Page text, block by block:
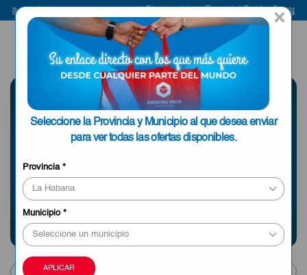
×
Seleccione la Provincia y Municipio al que desea enviar
para ver todas las ofertas disponibles.
Provincia*
Municipio*
APLICAR
Compra aquí
ENVIAR A LA
HABANA
SELECCIONE UNA
PROVINCIA
Información sobre envíos y tiempos de entrega
Categoría no encontrada o cookie no definida